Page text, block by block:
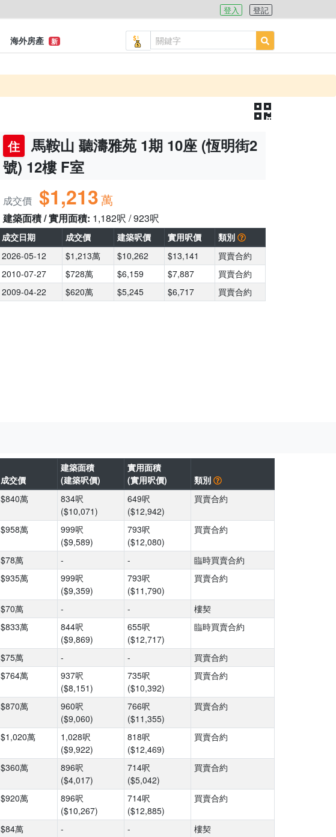
登入 登記
海外房產 新
住
馬鞍山 聽濤雅苑 1期 10座 (恆明街2
號) 12樓 F室
成交價 $1,213萬
建築面積 / 實用面積: 1,182呎 / 923呎
成交日期 成交價 建築呎價 實用呎價
類別
2026-05-12
$1,213萬 $10,262 $13,141
買賣合約
2010-07-27
$728萬 $6,159 $7,887
買賣合約
2009-04-22
$620萬 $5,245 $6,717 買賣合約
成交價
建築面積
(建築呎價)
實用面積
(實用呎價)
類別
$840萬
834呎
($10,071)
649呎
($12,942)
買賣合約
$958萬
999呎
($9,589)
793呎
($12,080)
買賣合約
$78萬 - -
臨時買賣合約
$935萬
999呎
($9,359)
793呎
($11,790)
買賣合約
$70萬 - -
樓契
$833萬
844呎
($9,869)
655呎
($12,717)
臨時買賣合約
$75萬 - -
買賣合約
$764萬
937呎
($8,151)
735呎
($10,392)
買賣合約
$870萬
960呎
($9,060)
766呎
($11,355)
買賣合約
$1,020萬
1,028呎
($9,922)
818呎
($12,469)
買賣合約
$360萬
896呎
($4,017)
714呎
($5,042)
買賣合約
$920萬
896呎
($10,267)
714呎
($12,885)
買賣合約
$84萬 - -
樓契